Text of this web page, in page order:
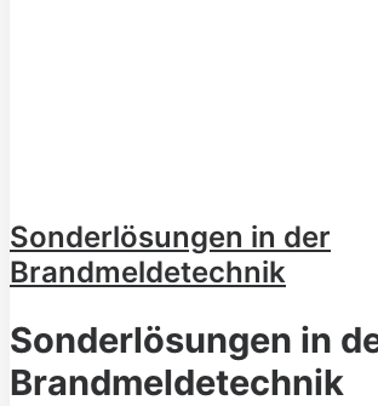
Sonderlösungen in der
Brandmeldetechnik
Sonderlösungen in
Brandmeldetechnik